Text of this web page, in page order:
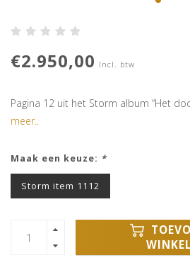
€2.950,00 Incl. btw
Pagina 12 uit het Storm album “Het
meer..
Maak een keuze: *
Storm item 1112